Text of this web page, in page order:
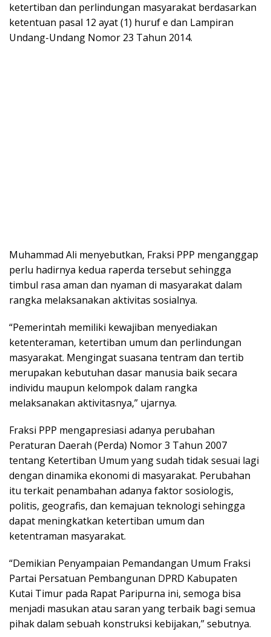
ketertiban dan perlindungan masyarakat berdasarkan
ketentuan pasal 12 ayat (1) huruf e dan Lampiran
Undang-Undang Nomor 23 Tahun 2014.
Muhammad Ali menyebutkan, Fraksi PPP menganggap
perlu hadirnya kedua raperda tersebut sehingga
timbul rasa aman dan nyaman di masyarakat dalam
rangka melaksanakan aktivitas sosialnya.
“Pemerintah memiliki kewajiban menyediakan
ketenteraman, ketertiban umum dan perlindungan
masyarakat. Mengingat suasana tentram dan tertib
merupakan kebutuhan dasar manusia baik secara
individu maupun kelompok dalam rangka
melaksanakan aktivitasnya,” ujarnya.
Fraksi PPP mengapresiasi adanya perubahan
Peraturan Daerah (Perda) Nomor 3 Tahun 2007
tentang Ketertiban Umum yang sudah tidak sesuai lagi
dengan dinamika ekonomi di masyarakat. Perubahan
itu terkait penambahan adanya faktor sosiologis,
politis, geografis, dan kemajuan teknologi sehingga
dapat meningkatkan ketertiban umum dan
ketentraman masyarakat.
“Demikian Penyampaian Pemandangan Umum Fraksi
Partai Persatuan Pembangunan DPRD Kabupaten
Kutai Timur pada Rapat Paripurna ini, semoga bisa
menjadi masukan atau saran yang terbaik bagi semua
pihak dalam sebuah konstruksi kebijakan,” sebutnya.